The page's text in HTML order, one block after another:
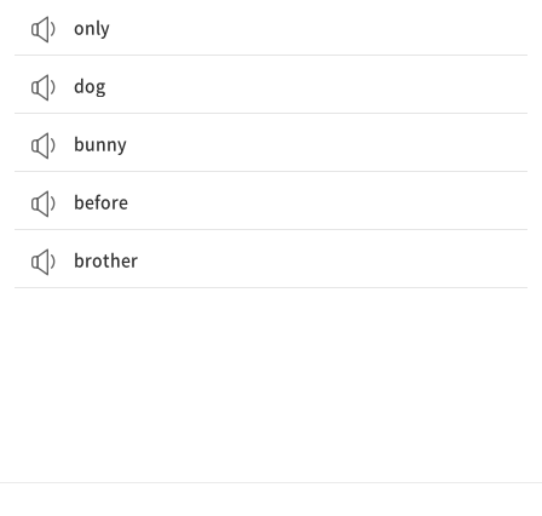
only
dog
bunny
before
brother